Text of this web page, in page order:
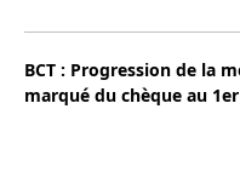
BCT : Progression de la
marqué du chèque au